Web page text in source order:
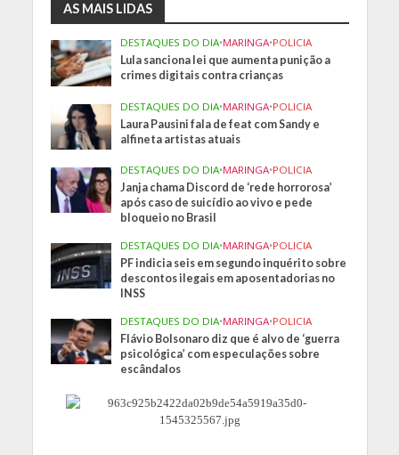
AS MAIS LIDAS
DESTAQUES DO DIA•MARINGA•POLICIA
Lula sanciona lei que aumenta punição a
crimes digitais contra crianças
DESTAQUES DO DIA•MARINGA•POLICIA
Laura Pausini fala de feat com Sandy e
alfineta artistas atuais
DESTAQUES DO DIA•MARINGA•POLICIA
Janja chama Discord de ‘rede horrorosa’
após caso de suicídio ao vivo e pede
bloqueio no Brasil
DESTAQUES DO DIA•MARINGA•POLICIA
PF indicia seis em segundo inquérito sobre
descontos ilegais em aposentadorias no
INSS
DESTAQUES DO DIA•MARINGA•POLICIA
Flávio Bolsonaro diz que é alvo de ‘guerra
psicológica’ com especulações sobre
escândalos